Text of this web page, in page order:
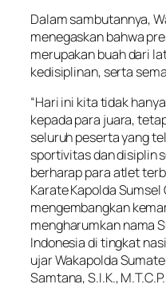
Dalam sambutannya,
menegaskan bahwa
merupakan buah dari
kedisiplinan, serta
“Hari ini kita tidak
kepada para juara,
seluruh peserta yang
sportivitas dan disiplin
berharap para atlet
Karate Kapolda
mengembangkan
mengharumkan nama
Indonesia di tingkat
ujar Wakapolda
Samtana, S.I.K., M.T.C.P.